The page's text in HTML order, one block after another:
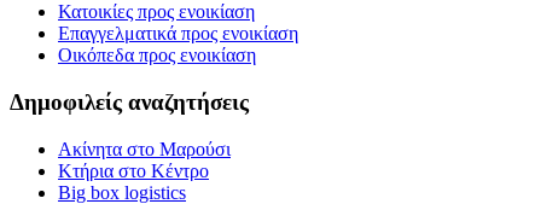
Κατοικίες προς ενοικίαση
Επαγγελματικά προς ενοικίαση
Οικόπεδα προς ενοικίαση
Δημοφιλείς αναζητήσεις
Ακίνητα στο Μαρούσι
Κτήρια στο Κέντρο
Big box logistics